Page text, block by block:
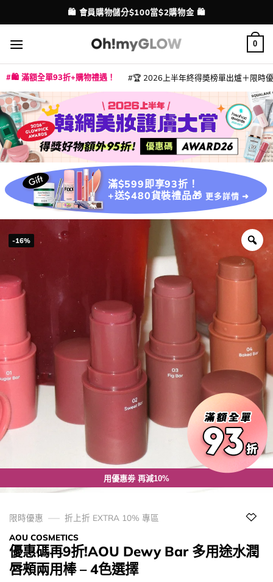
to
content
配送港澳
💳 支援消費券、FPS、八達通、PAYME、信用卡付款
0
🛍️ 滿額全單93折+購物禮遇！ 🏆 2026上半年終得奬榜單出爐＋限時
滿$599即享93折！
+送$480貨裝禮品🎁 更多詳情 ➜
-16%
用優惠劵 再減10%
限時優惠
折上折 EXTRA 10% 專區
AOU COSMETICS
優惠碼再9折!AOU Dewy Bar 多用途水潤
唇頰兩用棒 – 4色選擇